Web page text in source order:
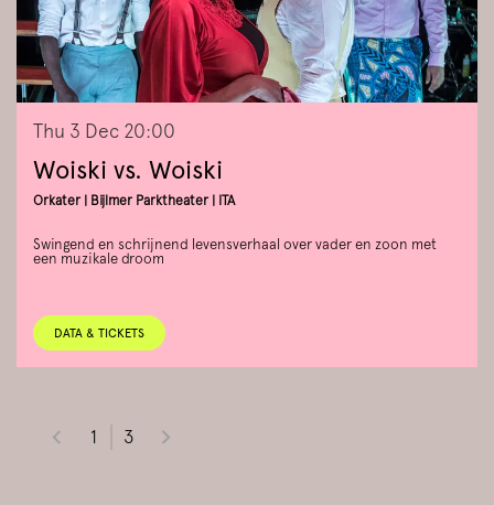
Woiski vs. Woiski
Orkater | Bijlmer Parktheater | ITA
Swingend en schrijnend levensverhaal over vader en zoon met
een muzikale droom
Thu 3 Dec 20:00
DATA & TICKETS
1 3